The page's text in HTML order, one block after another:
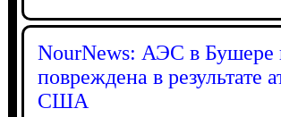
NourNews: АЭС в Бушере
повреждена в результате
США